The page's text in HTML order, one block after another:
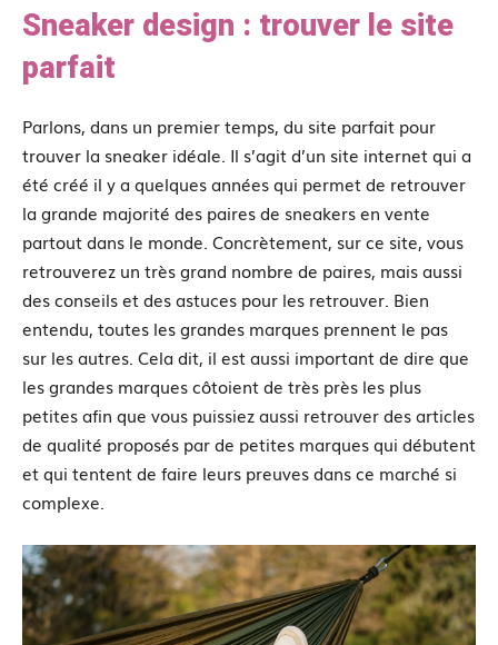
Sneaker design : trouver le site
parfait
Parlons, dans un premier temps, du site parfait pour
trouver la sneaker idéale. Il s’agit d’un site internet qui a
été créé il y a quelques années qui permet de retrouver
la grande majorité des paires de sneakers en vente
partout dans le monde. Concrètement, sur ce site, vous
retrouverez un très grand nombre de paires, mais aussi
des conseils et des astuces pour les retrouver. Bien
entendu, toutes les grandes marques prennent le pas
sur les autres. Cela dit, il est aussi important de dire que
les grandes marques côtoient de très près les plus
petites afin que vous puissiez aussi retrouver des articles
de qualité proposés par de petites marques qui débutent
et qui tentent de faire leurs preuves dans ce marché si
complexe.